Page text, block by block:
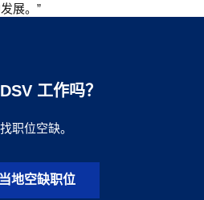
展。”
工作吗？
职位空缺。
地空缺职位